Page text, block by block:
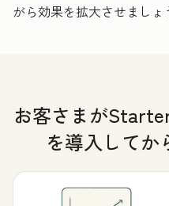
がら効果を拡大させましょ
お客さまが
を導入してか